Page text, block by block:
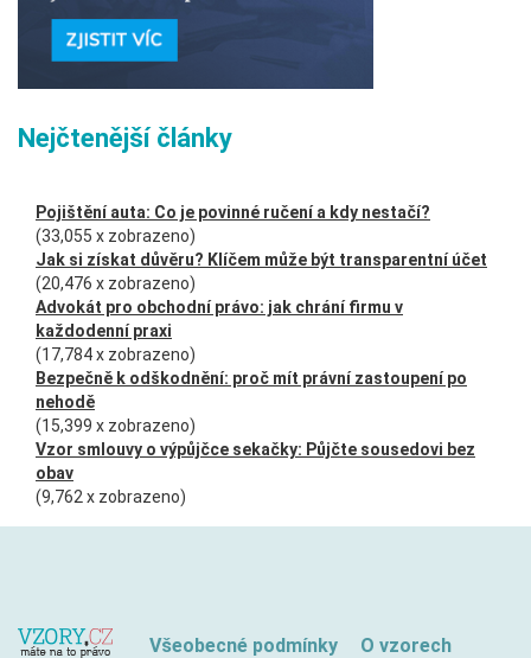
Nejčtenější články
Pojištění auta: Co je povinné ručení a kdy nestačí?
(33,055 x zobrazeno)
Jak si získat důvěru? Klíčem může být transparentní účet
(20,476 x zobrazeno)
Advokát pro obchodní právo: jak chrání firmu v
každodenní praxi
(17,784 x zobrazeno)
Bezpečně k odškodnění: proč mít právní zastoupení po
nehodě
(15,399 x zobrazeno)
Vzor smlouvy o výpůjčce sekačky: Půjčte sousedovi bez
obav
(9,762 x zobrazeno)
Všeobecné podmínky O vzorech